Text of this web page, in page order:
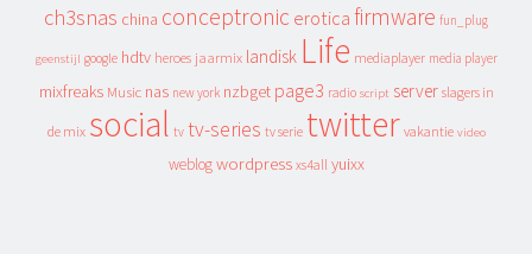
ch3snas china conceptronic erotica firmware fun_plug
geenstijl google hdtv heroes jaarmix landisk Life mediaplayer media player
mixfreaks Music nas new york nzbget page3 radio script server slagers in
de mix social tv tv-series tv serie twitter vakantie video
weblog wordpress xs4all yuixx